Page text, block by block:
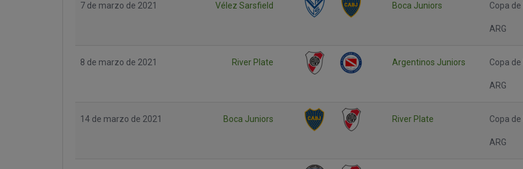
7 de marzo de 2021 Vélez Sarsfield Boca Juniors Copa de
ARG
8 de marzo de 2021 River Plate Argentinos Juniors Copa de
ARG
14 de marzo de 2021 Boca Juniors River Plate Copa de
ARG